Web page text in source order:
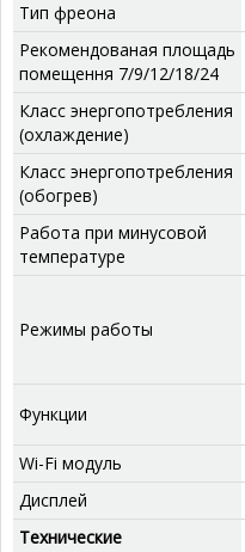
Тип фреона
Рекомендованая площадь
помещення 7/9/12/18/24
Класс энергопотребления
(охлаждение)
Класс энергопотребления
(обогрев)
Работа при минусовой
температуре
Режимы работы
Функции
Wi-Fi модуль
Дисплей
Технические